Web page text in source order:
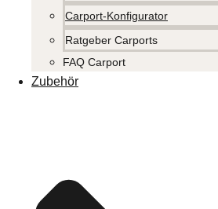
Carport-Konfigurator
Ratgeber Carports
FAQ Carport
Zubehör